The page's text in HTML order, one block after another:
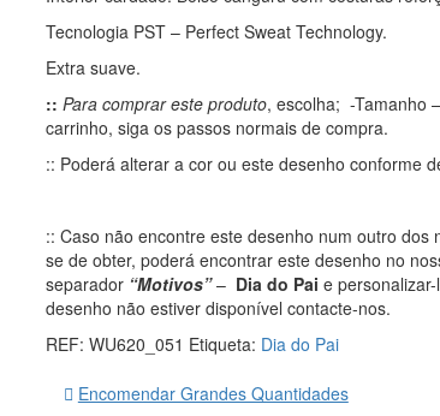
Tecnologia PST – Perfect Sweat Technology.
Extra suave.
:: Para comprar este produto, escolha; -Tamanho
carrinho, siga os passos normais de compra.
:: Poderá alterar a cor ou este desenho conforme
:: Caso não encontre este desenho num outro dos
se de obter, poderá encontrar este desenho no
separador “Motivos” – Dia do Pai e
desenho não estiver disponível contacte-nos.
REF: WU620_051 Etiqueta: Dia do Pai
Encomendar Grandes Quantidades